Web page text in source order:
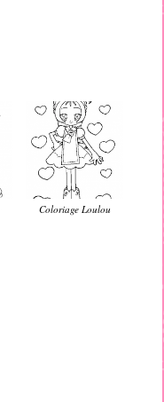
Coloriage Loulou